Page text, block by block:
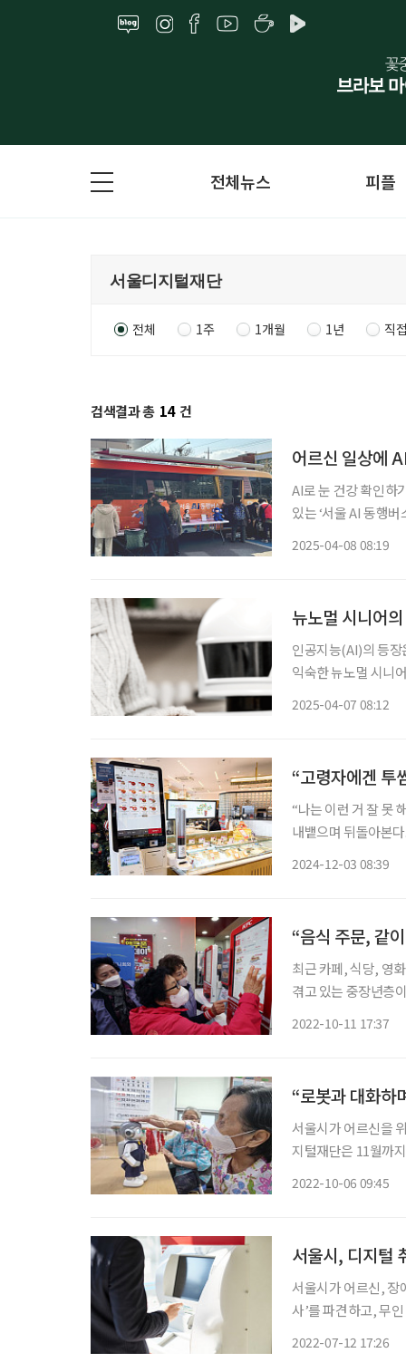
전체뉴스 피플
전체 1주 1개월 1년 직
검색결과 총 14 건
어르신 일상에
AI로 눈 건강 확인하
있는 ‘서울 AI 동행버스’를 오는 11
2025-04-08 08:19
뉴노멀 시니어
인공지능(AI)의 등장
익숙한 뉴노멀 시니
2025-04-07 08:12
“고령자에겐 투
“나는 이런 거 잘 못
내뱉으며 뒤돌아본
2024-12-03 08:39
“음식 주문, 같
최근 카페, 식당, 영
겪고 있는 중장년층
2022-10-11 17:37
“로봇과 대화하
서울시가 어르신을 위
지털재단은 11월까
2022-10-06 09:45
서울시, 디지털
서울시가 어르신, 장
사’를 파견하고, 무
2022-07-12 17:26